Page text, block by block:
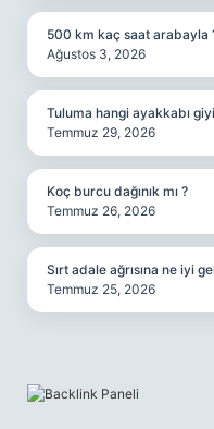
500 km kaç saat arabayla
Ağustos 3, 2026
Tuluma hangi ayakkabı
Temmuz 29, 2026
Koç burcu dağınık mı ?
Temmuz 26, 2026
Sırt adale ağrısına ne iyi
Temmuz 25, 2026